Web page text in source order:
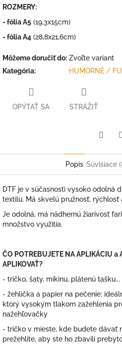
ROZMERY:
- fólia A5 (19,3x15cm)
- fólia A4 (28,8x21,6cm)
Môžeme doručiť do: Zvoľte variant
Kategória: HUMORNÉ /
OPÝTAŤ SA STRÁŽIŤ
Popis Súvisiace
DTF je v súčasnosti vysoko odolná
textilu. Má skvelú pružnosť, rýchlosť
Je odolná, má nádhernú žiarivosť
množstvo využitia.
ČO POTREBUJETE NA APLIKÁCIU a
APLIKOVAŤ?
- tričko, šaty, mikinu, plátenú tašku...
- žehlička a papier na pečenie;
ktorý vysokým tlakom zažehlenia
nažehľovačky
- tričko v mieste, kde budete dávať
prežehlite, aby ste ho zbavili